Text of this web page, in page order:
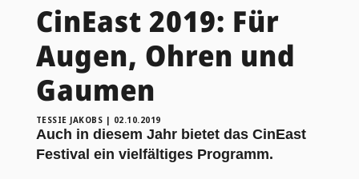
CinEast 2019: Für
Augen, Ohren und
Gaumen
TESSIE JAKOBS | 02.10.2019
Auch in diesem Jahr bietet das CinEast
Festival ein vielfältiges Programm.